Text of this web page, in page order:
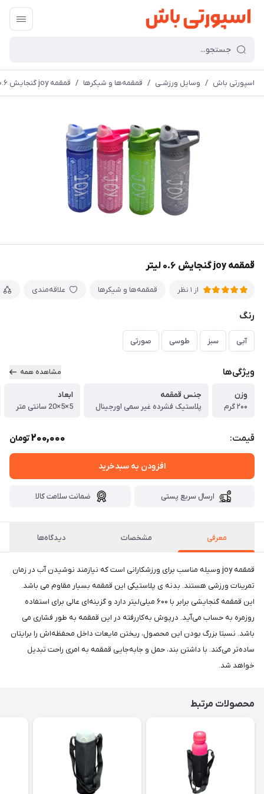
اسپورتی باش / وسایل ورزشـی / قمقمه‌ها و شیکرها / قمقمه joy گنجایش ۰.۶ لیتر
قمقمه joy گنجایش ۰.۶ لیتر
از 1 نظر قمقمه‌ها و شیکرها علاقه‌مندی
رنگ
آبی سبز طوسی صورتی
ویژگی‌ها مشاهده همه
وزن
۲۰۰ گرم
جنس قمقمه
پلاستیک فشرده غیر سمی اورجینال
ابعاد
5×5×20 سانتی متر
قیمت: 200,000تومان
افزودن به سبدخرید
ارسال سریع پستی ضمانت سلامت کالا
معرفی مشخصات دیدگاه‌ها
قمقمه joy وسيله مناسب برای ورزشکارانی است که نیازمند نوشیدن آب در زمان
تمرینات ورزشی هستند. بدنه ی پلاستیکی این قمقمه بسیار مقاوم می باشد.
این قمقمه گنجایشی برابر با ۶۰۰ میلی‌لیتر دارد و گزینه‌ای عالی برای استفاده
روزمره به حساب می‌آید. درپوش به‌کار‌رفته در این قمقمه به طور فشارى می
باشد. نسبتا بزرگ بودن این محصول، ریختن مایعات داخل محفظه‌اش را برایتان
ساده‌تر می‌کند. با داشتن بند، حمل و جابه‌جایی قمقمه به امری راحت تبدیل
خواهد شد.
محصولات مرتبط